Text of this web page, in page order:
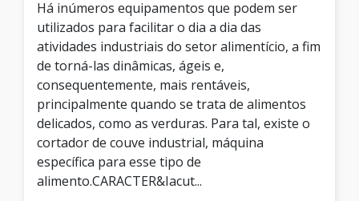
Há inúmeros equipamentos que podem ser
utilizados para facilitar o dia a dia das
atividades industriais do setor alimentício, a fim
de torná-las dinâmicas, ágeis e,
consequentemente, mais rentáveis,
principalmente quando se trata de alimentos
delicados, como as verduras. Para tal, existe o
cortador de couve industrial, máquina
específica para esse tipo de
alimento.CARACTER&Iacut...